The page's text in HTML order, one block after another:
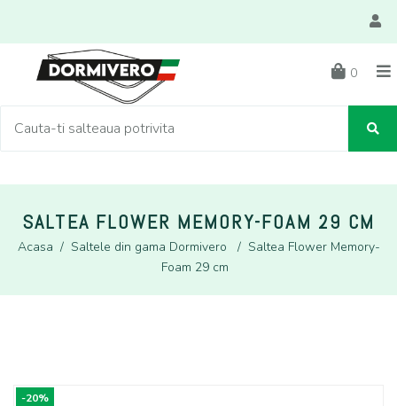
0
SALTEA FLOWER MEMORY-FOAM 29 CM
Acasa / Saltele din gama Dormivero / Saltea Flower Memory-
Foam 29 cm
-20%